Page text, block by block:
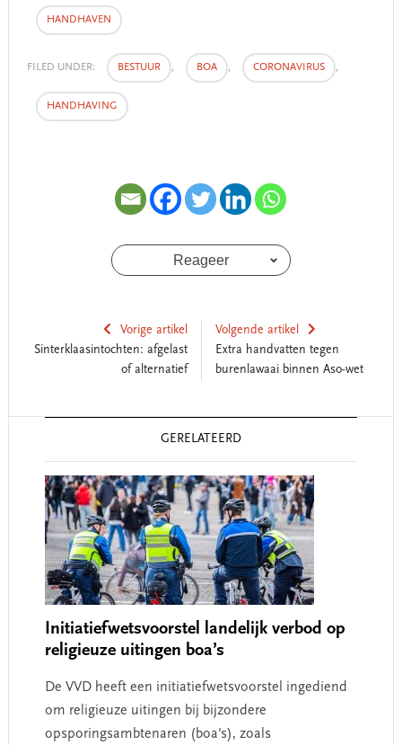
HANDHAVEN
FILED UNDER: BESTUUR , BOA , CORONAVIRUS ,
HANDHAVING
Reageer
Vorige artikel
Sinterklaasintochten: afgelast
of alternatief
Volgende artikel
Extra handvatten tegen
burenlawaai binnen Aso-wet
GERELATEERD
Initiatiefwetsvoorstel landelijk verbod op
religieuze uitingen boa’s
De VVD heeft een initiatiefwetsvoorstel ingediend
om religieuze uitingen bij bijzondere
opsporingsambtenaren (boa's), zoals